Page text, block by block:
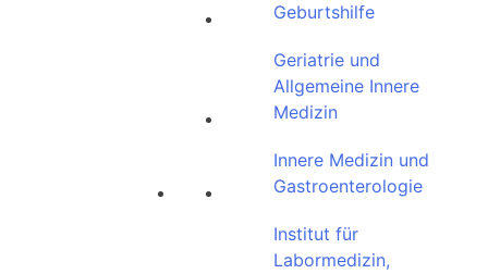
Geburtshilfe
Geriatrie und
Allgemeine Innere
Medizin
Innere Medizin und
Gastroenterologie
Institut für
Labormedizin,